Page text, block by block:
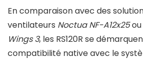
En comparaison avec des
ventilateurs Noctua NF-A12x25ou
Wings 3, les RS120R se
compatibilité native avec le